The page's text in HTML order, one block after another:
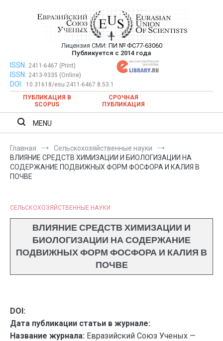
Евразийский Союз Ученых —
публикация научных статей в
ежемесячном научном журнале
Лицензия СМИ: ПИ № ФС77-63060
Публикуется с 2014 года
Евразийский Союз Ученых — публикация научных статей в
ежемесячном научном журнале
ISSN: 2411-6467 (Print)
ISSN: 2413-9335 (Online)
DOI:
10.31618/esu.2411-6467.8.53.1
ПУБЛИКАЦИЯ В
SCOPUS
СРОЧНАЯ
ПУБЛИКАЦИЯ
MENU
Главная
Сельскохозяйственные науки
ВЛИЯНИЕ СРЕДСТВ ХИМИЗАЦИИ И БИОЛОГИЗАЦИИ НА
СОДЕРЖАНИЕ ПОДВИЖНЫХ ФОРМ ФОСФОРА И КАЛИЯ В
ПОЧВЕ
СЕЛЬСКОХОЗЯЙСТВЕННЫЕ НАУКИ
ВЛИЯНИЕ СРЕДСТВ ХИМИЗАЦИИ И
БИОЛОГИЗАЦИИ НА СОДЕРЖАНИЕ
ПОДВИЖНЫХ ФОРМ ФОСФОРА И КАЛИЯ В
ПОЧВЕ
DOI:
Дата публикации статьи в журнале:
Название журнала: Евразийский Союз Ученых —